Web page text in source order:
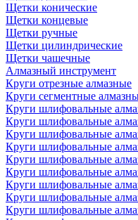
Щетки конические
Щетки концевые
Щетки ручные
Щетки цилиндрические
Щетки чашечные
Алмазный инструмент
Круги отрезные алмазные
Круги сегментные
Круги шлифовальные
Круги шлифовальные
Круги шлифовальные
Круги шлифовальные
Круги шлифовальные
Круги шлифовальные
Круги шлифовальные
Круги шлифовальные
Круги шлифовальные